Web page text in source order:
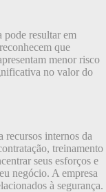
pode resultar em
que
menor risco
no valor do
recursos internos da
treinamento
seus esforços e
negócio. A empresa
à segurança.